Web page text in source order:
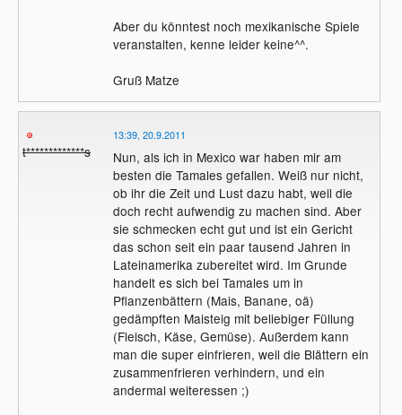
Aber du könntest noch mexikanische Spiele
veranstalten, kenne leider keine^^.
Gruß Matze
t*************s
13:39, 20.9.2011
Nun, als ich in Mexico war haben mir am
besten die Tamales gefallen. Weiß nur nicht,
ob ihr die Zeit und Lust dazu habt, weil die
doch recht aufwendig zu machen sind. Aber
sie schmecken echt gut und ist ein Gericht
das schon seit ein paar tausend Jahren in
Lateinamerika zubereitet wird. Im Grunde
handelt es sich bei Tamales um in
Pflanzenbättern (Mais, Banane, oä)
gedämpften Maisteig mit beliebiger Füllung
(Fleisch, Käse, Gemüse). Außerdem kann
man die super einfrieren, weil die Blättern ein
zusammenfrieren verhindern, und ein
andermal weiteressen ;)